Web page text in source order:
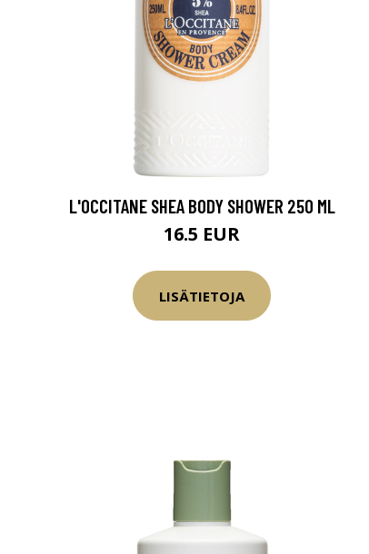
L'OCCITANE SHEA BODY SHOWER 250 ML
16.5 EUR
LISÄTIETOJA